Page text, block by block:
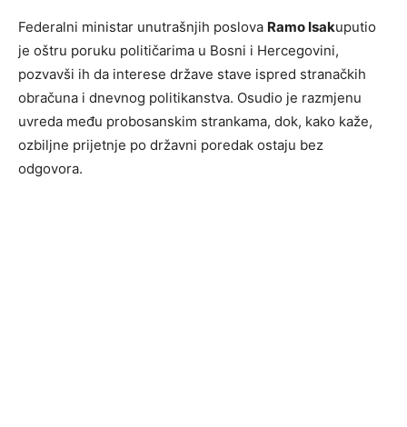
Federalni ministar unutrašnjih poslova Ramo Isakuputio
je oštru poruku političarima u Bosni i Hercegovini,
pozvavši ih da interese države stave ispred stranačkih
obračuna i dnevnog politikanstva. Osudio je razmjenu
uvreda među probosanskim strankama, dok, kako kaže,
ozbiljne prijetnje po državni poredak ostaju bez
odgovora.